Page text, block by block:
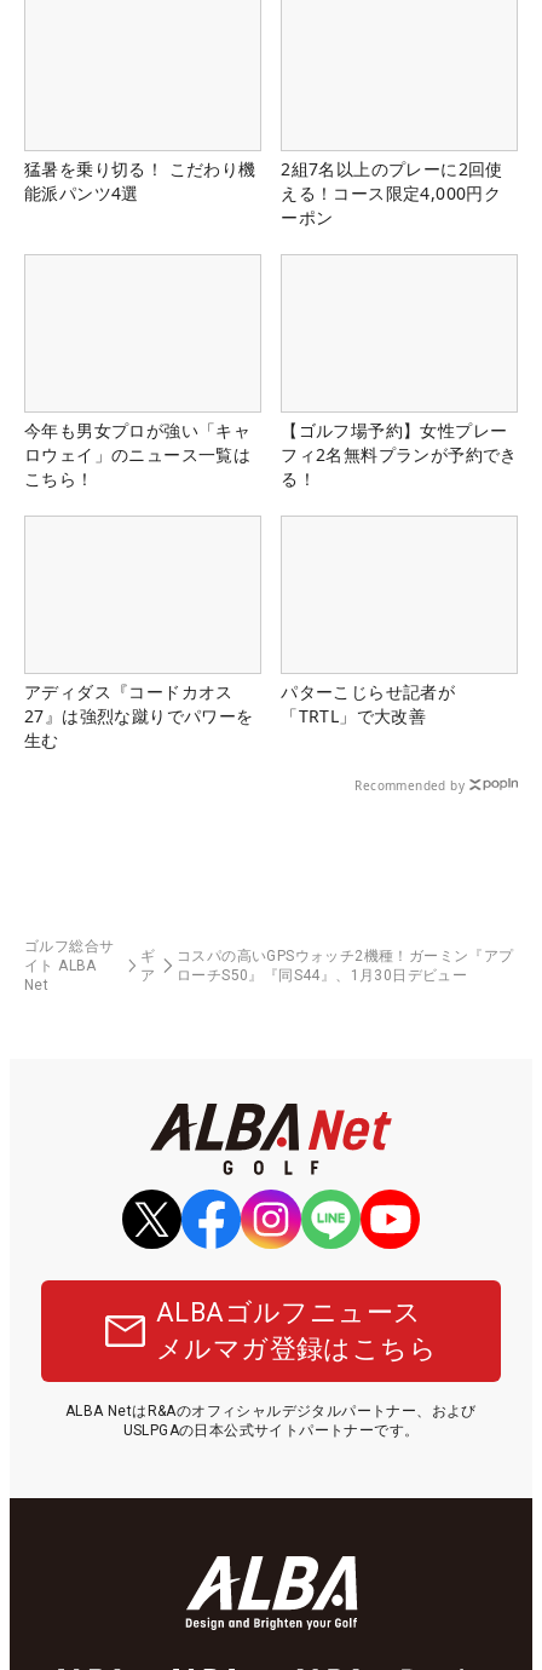
猛暑を乗り切る！ こだわり機
能派パンツ4選
2組7名以上のプレーに2回使
える！コース限定4,000円ク
ーポン
今年も男女プロが強い「キャ
ロウェイ」のニュース一覧は
こちら！
【ゴルフ場予約】女性プレー
フィ2名無料プランが予約でき
る！
アディダス『コードカオス
27』は強烈な蹴りでパワーを
生む
パターこじらせ記者が
「TRTL」で大改善
Recommended by
ゴルフ総合サ
イト ALBA
Net
ギ
ア
コスパの高いGPSウォッチ2機種！ガーミン『アプ
ローチS50』『同S44』、1月30日デビュー
ALBAゴルフニュース
メルマガ登録はこちら
ALBA NetはR&Aのオフィシャルデジタルパートナー、および
USLPGAの日本公式サイトパートナーです。